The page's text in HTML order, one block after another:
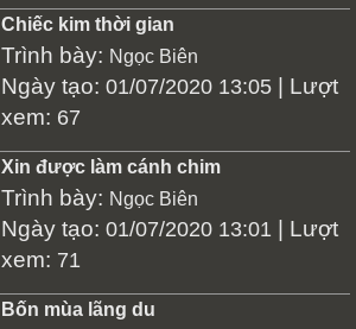
Chiếc kim thời gian
Trình bày: Ngọc Biên
Ngày tạo: 01/07/2020 13:05 | Lượt
xem: 67
Xin được làm cánh chim
Trình bày: Ngọc Biên
Ngày tạo: 01/07/2020 13:01 | Lượt
xem: 71
Bốn mùa lãng du